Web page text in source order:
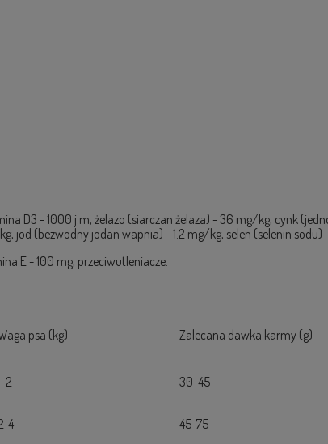
D3 - 1000 j.m, żelazo (siarczan żelaza) - 36 mg/kg, cynk
jod (bezwodny jodan wapnia) - 1.2 mg/kg, selen (selenin sodu)
E - 100 mg, przeciwutleniacze.
psa (kg) Zalecana dawka karmy (g)
2 30-45
4 45-75